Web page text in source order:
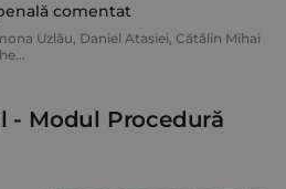
comentat
Uzlău, Daniel Atasiei, Cătălin Mihai
...
- Modul Procedură